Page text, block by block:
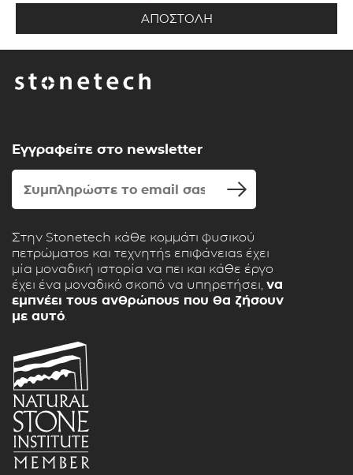
Εγγραφείτε στο newsletter
Στην Stonetech κάθε κομμάτι φυσικού
πετρώματος και τεχνητής επιφάνειας έχει
μία μοναδική ιστορία να πει και κάθε έργο
έχει ένα μοναδικό σκοπό να υπηρετήσει, να
εμπνέει τους ανθρώπους που θα ζήσουν
με αυτό.